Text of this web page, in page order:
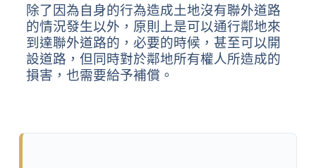
除了因為自身的行為造成土地沒有聯外道路
的情況發生以外，原則上是可以通行鄰地來
到達聯外道路的，必要的時候，甚至可以開
設道路，但同時對於鄰地所有權人所造成的
損害，也需要給予補償。